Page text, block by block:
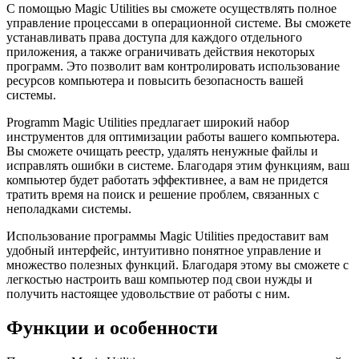
С помощью Magic Utilities вы сможете осуществлять полное
управление процессами в операционной системе. Вы сможете
устанавливать права доступа для каждого отдельного
приложения, а также ограничивать действия некоторых
программ. Это позволит вам контролировать использование
ресурсов компьютера и повысить безопасность вашей
системы.
Programm Magic Utilities предлагает широкий набор
инструментов для оптимизации работы вашего компьютера.
Вы сможете очищать реестр, удалять ненужные файлы и
исправлять ошибки в системе. Благодаря этим функциям, ваш
компьютер будет работать эффективнее, а вам не придется
тратить время на поиск и решение проблем, связанных с
неполадками системы.
Использование программы Magic Utilities предоставит вам
удобный интерфейс, интуитивно понятное управление и
множество полезных функций. Благодаря этому вы сможете с
легкостью настроить ваш компьютер под свои нужды и
получить настоящее удовольствие от работы с ним.
Функции и особенности